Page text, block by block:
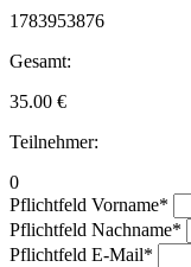
1783953876
Gesamt:
35.00 €
Teilnehmer:
0
Pflichtfeld Vorname*
Pflichtfeld Nachname*
Pflichtfeld E-Mail*